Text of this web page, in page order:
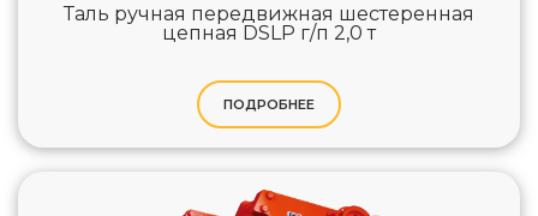
Таль ручная передвижная шестеренная
цепная DSLP г/п 2,0 т
ПОДРОБНЕЕ